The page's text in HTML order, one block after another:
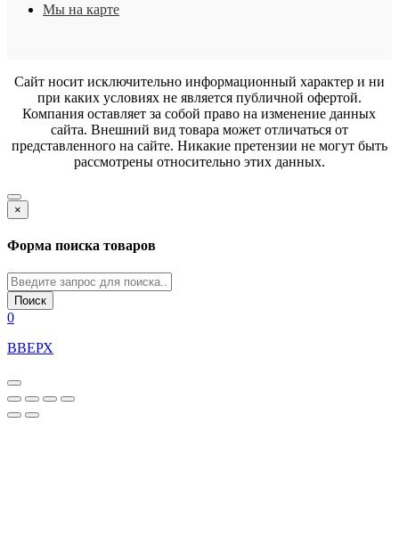
Мы на карте
Сайт носит исключительно информационный характер и ни
при каких условиях не является публичной офертой.
Компания оставляет за собой право на изменение данных
сайта. Внешний вид товара может отличаться от
представленного на сайте. Никакие претензии не могут быть
рассмотрены относительно этих данных.
×
Форма поиска товаров
Поиск
0
ВВЕРХ